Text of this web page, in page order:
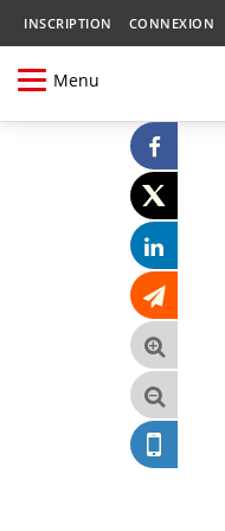
INSCRIPTION CONNEXION
Menu